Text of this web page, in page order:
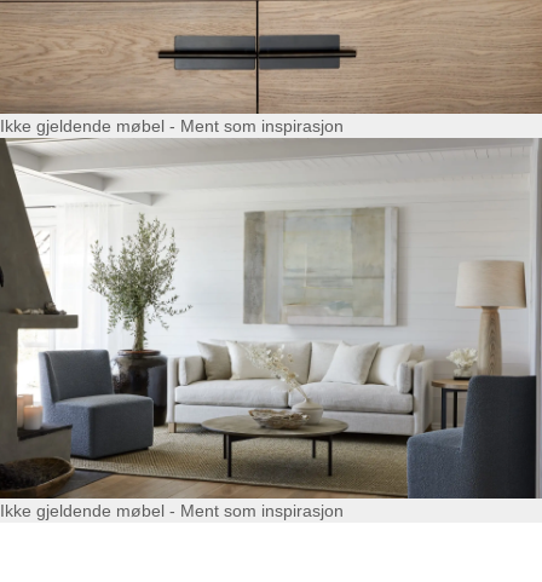
Ikke gjeldende møbel - Ment som inspirasjon
Ikke gjeldende møbel - Ment som inspirasjon